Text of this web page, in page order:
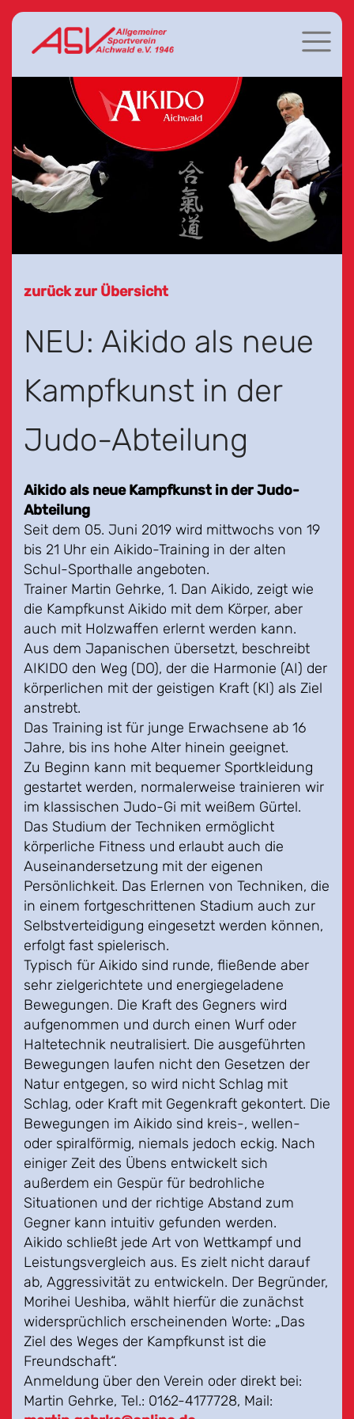
zurück zur Übersicht
NEU: Aikido als neue
Kampfkunst in der
Judo-Abteilung
Aikido als neue Kampfkunst in der Judo-
Abteilung
Seit dem 05. Juni 2019 wird mittwochs von 19
bis 21 Uhr ein Aikido-Training in der alten
Schul-Sporthalle angeboten.
Trainer Martin Gehrke, 1. Dan Aikido, zeigt wie
die Kampfkunst Aikido mit dem Körper, aber
auch mit Holzwaffen erlernt werden kann.
Aus dem Japanischen übersetzt, beschreibt
AIKIDO den Weg (DO), der die Harmonie (AI) der
körperlichen mit der geistigen Kraft (KI) als Ziel
anstrebt.
Das Training ist für junge Erwachsene ab 16
Jahre, bis ins hohe Alter hinein geeignet.
Zu Beginn kann mit bequemer Sportkleidung
gestartet werden, normalerweise trainieren wir
im klassischen Judo-Gi mit weißem Gürtel.
Das Studium der Techniken ermöglicht
körperliche Fitness und erlaubt auch die
Auseinandersetzung mit der eigenen
Persönlichkeit. Das Erlernen von Techniken, die
in einem fortgeschrittenen Stadium auch zur
Selbstverteidigung eingesetzt werden können,
erfolgt fast spielerisch.
Typisch für Aikido sind runde, fließende aber
sehr zielgerichtete und energiegeladene
Bewegungen. Die Kraft des Gegners wird
aufgenommen und durch einen Wurf oder
Haltetechnik neutralisiert. Die ausgeführten
Bewegungen laufen nicht den Gesetzen der
Natur entgegen, so wird nicht Schlag mit
Schlag, oder Kraft mit Gegenkraft gekontert. Die
Bewegungen im Aikido sind kreis-, wellen-
oder spiralförmig, niemals jedoch eckig. Nach
einiger Zeit des Übens entwickelt sich
außerdem ein Gespür für bedrohliche
Situationen und der richtige Abstand zum
Gegner kann intuitiv gefunden werden.
Aikido schließt jede Art von Wettkampf und
Leistungsvergleich aus. Es zielt nicht darauf
ab, Aggressivität zu entwickeln. Der Begründer,
Morihei Ueshiba, wählt hierfür die zunächst
widersprüchlich erscheinenden Worte: „Das
Ziel des Weges der Kampfkunst ist die
Freundschaft“.
Anmeldung über den Verein oder direkt bei:
Martin Gehrke, Tel.: 0162-4177728, Mail: